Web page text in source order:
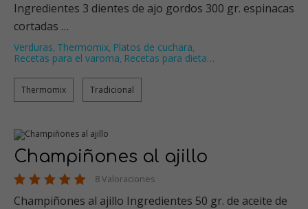
Ingredientes 3 dientes de ajo gordos 300 gr. espinacas
cortadas …
Verduras, Thermomix, Platos de cuchara,
Recetas para el varoma, Recetas para dieta…
Thermomix Tradicional
Champiñones al ajillo
8 Valoraciones
Champiñones al ajillo Ingredientes 50 gr. de aceite de